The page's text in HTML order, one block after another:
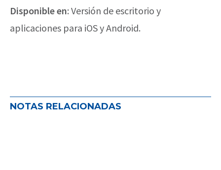
Disponible en: Versión de escritorio y
aplicaciones para iOS y Android.
NOTAS RELACIONADAS